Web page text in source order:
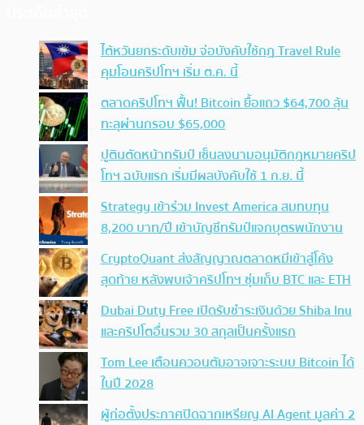
ไต้หวันยกระดับเข้ม จ่อบังคับใช้กฏ Travel Rule
คุมโอนคริปโทฯ เริ่ม ต.ค. นี้
ตลาดคริปโทฯ ฟื้น! Bitcoin ยื้อแถว $64,700 ลุ้น
ทะลุผ่านกรอบ $65,000
ปูตินตัดหน้าทรัมป์ เซ็นลงนามอนุมัติกฎหมายคริป
โทฯ ฉบับแรก เริ่มมีผลบังคับใช้ 1 ก.ย. นี้
Strategy เข้าร่วม Invest America สมทบทุน
8,200 บาท/ปี เข้าบัญชีทรัมป์แจกบุตรพนักงาน
CryptoQuant ส่งสัญญาณตลาดหมีเข้าสู่โค้ง
สุดท้าย หลังพบเจ้าคริปโทฯ ซุ่มเก็บ BTC และ ETH
Dubai Duty Free เปิดรับชำระเงินด้วย Shiba Inu
และคริปโตอื่นรวม 30 สกุลเป็นครั้งแรก
Tom Lee เตือนควอนตัมอาจเจาะระบบ Bitcoin ได้
ในปี 2028
ผู้ก่อตั้งประกาศปิดฉากเหรียญ AI Agent มูลค่า 2